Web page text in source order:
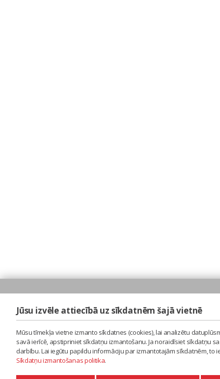
Jūsu izvēle attiecībā uz sīkdatnēm šajā vietnē
Mūsu tīmekļa vietne izmanto sīkdatnes (cookies), lai analizētu
savā ierīcē, apstipriniet sīkdatņu izmantošanu. Ja noraidīsiet sīkdatņu
darbību. Lai iegūtu papildu informāciju par izmantotajām sīkdatnēm,
Sīkdatņu izmantošanas politika.